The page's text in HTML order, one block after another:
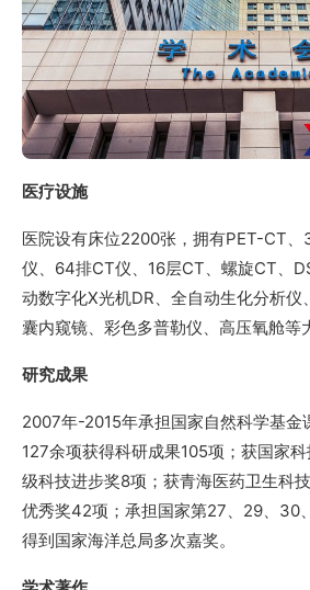
医疗设施
医院设有床位2200张，拥有PET-CT、
仪、64排CT仪、16层CT、螺旋CT、
动数字化X光机DR、全自动生化分析仪
囊内窥镜、彩色多普勒仪、高压氧舱等
研究成果
2007年-2015年承担国家自然科学基金
127余项获得科研成果105项；获国家
级科技进步奖8项；获青海医药卫生科
优秀奖42项；承担国家第27、29、30
得到国家海洋总局多次嘉奖。